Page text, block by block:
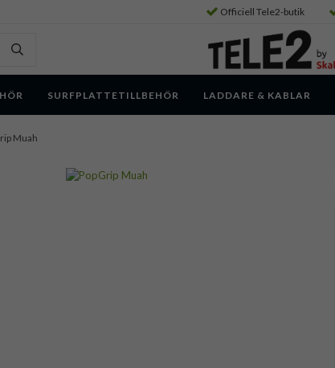
Officiell Tele2-butik
SURFPLATTETILLBEHÖR LADDARE & KABLAR
Muah